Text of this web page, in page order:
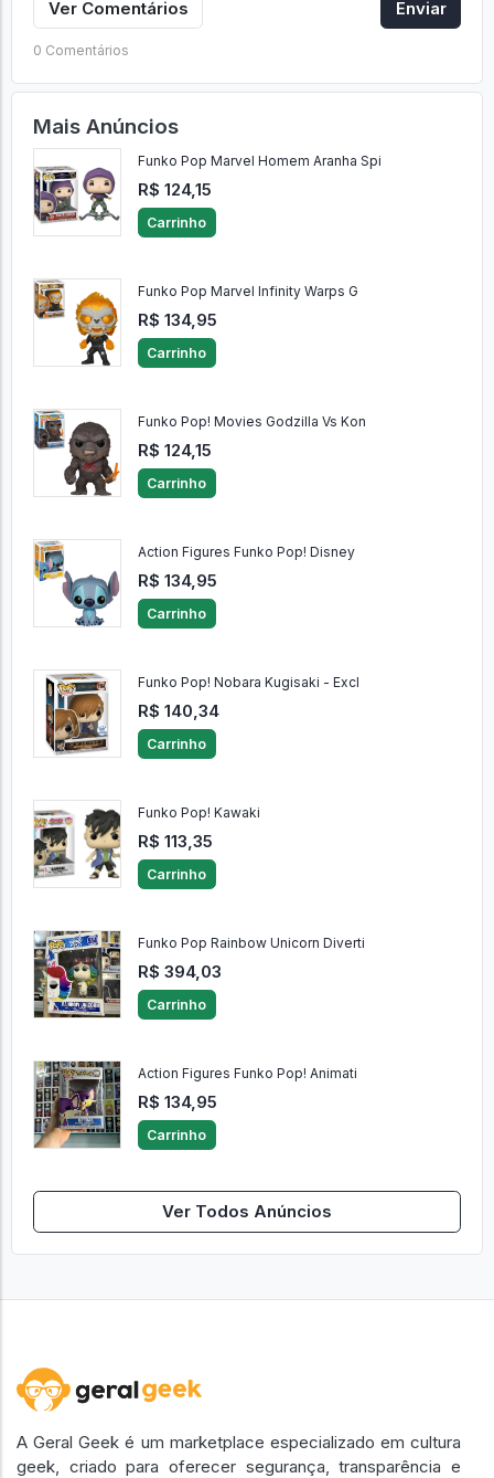
Ver Comentários Enviar
0 Comentários
Mais Anúncios
Funko Pop Marvel Homem Aranha Spi
R$ 124,15
Carrinho
Funko Pop Marvel Infinity Warps G
R$ 134,95
Carrinho
Funko Pop! Movies Godzilla Vs Kon
R$ 124,15
Carrinho
Action Figures Funko Pop! Disney
R$ 134,95
Carrinho
Funko Pop! Nobara Kugisaki - Excl
R$ 140,34
Carrinho
Funko Pop! Kawaki
R$ 113,35
Carrinho
Funko Pop Rainbow Unicorn Diverti
R$ 394,03
Carrinho
Action Figures Funko Pop! Animati
R$ 134,95
Carrinho
Ver Todos Anúncios
A Geral Geek é um marketplace especializado em cultura
geek, criado para oferecer segurança, transparência e